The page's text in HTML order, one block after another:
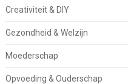
Creativiteit & DIY
Gezondheid & Welzijn
Moederschap
Opvoeding & Ouderschap